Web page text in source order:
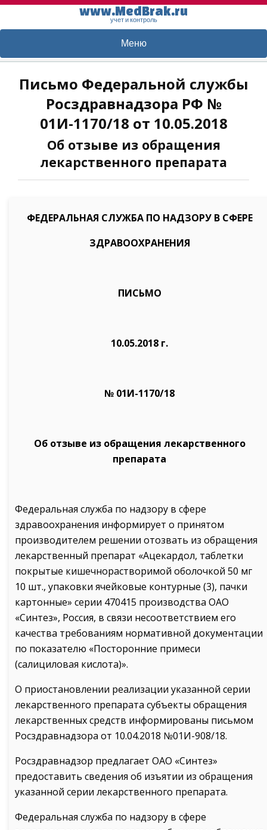
www.MedBrak.ru
учет и контроль
Меню
Письмо Федеральной службы
Росздравнадзора РФ №
01И-1170/18 от 10.05.2018
Об отзыве из обращения
лекарственного препарата
ФЕДЕРАЛЬНАЯ СЛУЖБА ПО НАДЗОРУ В СФЕРЕ
ЗДРАВООХРАНЕНИЯ
ПИСЬМО
10.05.2018 г.
№ 01И-1170/18
Об отзыве из обращения лекарственного
препарата
Федеральная служба по надзору в сфере
здравоохранения информирует о принятом
производителем решении отозвать из обращения
лекарственный препарат «Ацекардол, таблетки
покрытые кишечнорастворимой оболочкой 50 мг
10 шт., упаковки ячейковые контурные (3), пачки
картонные» серии 470415 производства ОАО
«Синтез», Россия, в связи несоответствием его
качества требованиям нормативной документации
по показателю «Посторонние примеси
(салициловая кислота)».
О приостановлении реализации указанной серии
лекарственного препарата субъекты обращения
лекарственных средств информированы письмом
Росздравнадзора от 10.04.2018 №01И-908/18.
Росздравнадзор предлагает ОАО «Синтез»
предоставить сведения об изъятии из обращения
указанной серии лекарственного препарата.
Федеральная служба по надзору в сфере